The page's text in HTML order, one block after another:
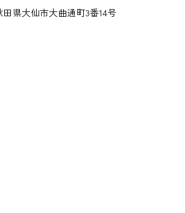
田県大仙市大曲通町3番14号